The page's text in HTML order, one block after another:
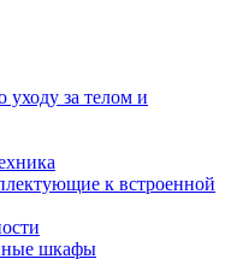
уходу за телом и
к встроенной
шкафы